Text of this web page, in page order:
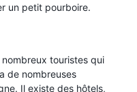
un petit pourboire.
touristes qui
de nombreuses
Il existe des hôtels,